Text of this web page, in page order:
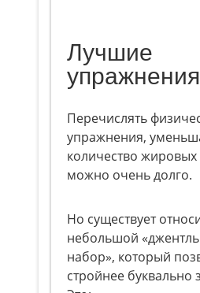
Лучшие
упражнения
Перечислять
упражнения,
количество
можно очень долго.
Но существует
небольшой
набор», который
стройнее буквально